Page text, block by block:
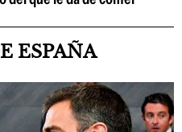
ESPAÑA